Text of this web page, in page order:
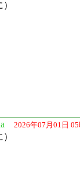
2026年07月01日